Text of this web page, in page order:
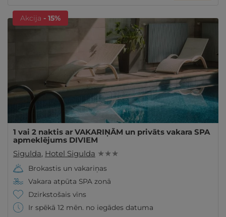
Akcija - 15%
1 vai 2 naktis ar VAKARIŅĀM un privāts vakara SPA
apmeklējums DIVIEM
Sigulda, Hotel Sigulda ★ ★ ★
Brokastis un vakariņas
Vakara atpūta SPA zonā
Dzirkstošais vīns
Ir spēkā 12 mēn. no iegādes datuma